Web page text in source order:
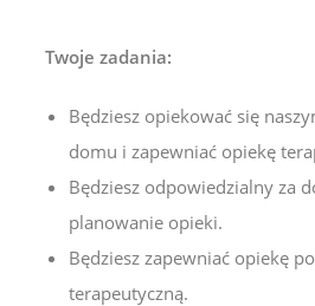
Twoje zadania:
Będziesz opiekować się
domu i zapewniać opiekę
Będziesz odpowiedzialny za
planowanie opieki.
Będziesz zapewniać opiekę
terapeutyczną.